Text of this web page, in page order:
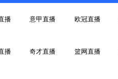
播 意甲直播 欧冠直播
播 奇才直播 篮网直播